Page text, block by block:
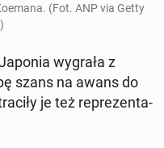
(Fot. ANP via Getty
wygrała z
szans na awans do
je też re­pre­zen­ta­